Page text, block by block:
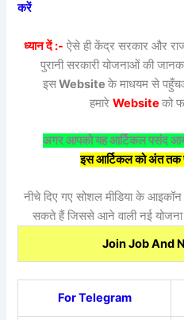
करें
ध्यान दें :- ऐसे ही केंद्र सरकार और
पुरानी सरकारी योजनाओं की
इसWebsite के माधयम से
हमारे Website को
अगर आपको यह आर्टिकल पसंद
इस आर्टिकल को अंत तक
नीचे दिए गए सोशल मीडिया के
सकते हैं जिससे आने वाली नई
Join Job And
For Telegram